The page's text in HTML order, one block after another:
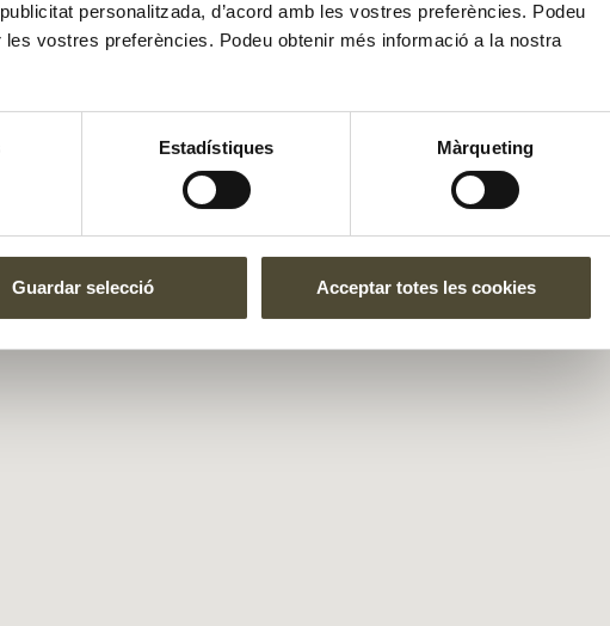
personalitzada, d’acord amb les vostres preferències. Podeu
vostres preferències. Podeu obtenir més informació a la nostra
Estadístiques Màrqueting
Guardar selecció Acceptar totes les cookies